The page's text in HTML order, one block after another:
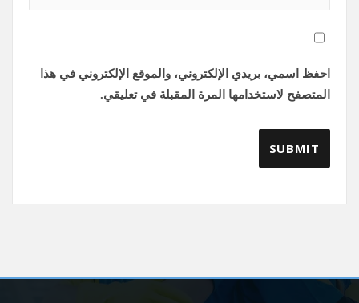
احفظ اسمي، بريدي الإلكتروني، والموقع الإلكتروني في هذا
المتصفح لاستخدامها المرة المقبلة في تعليقي.